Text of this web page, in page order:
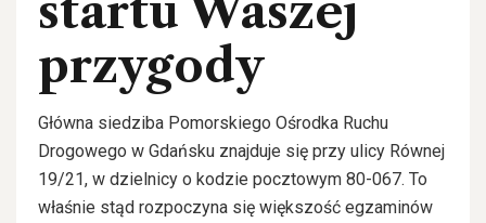
startu Waszej
przygody
Główna siedziba Pomorskiego Ośrodka Ruchu
Drogowego w Gdańsku znajduje się przy ulicy Równej
19/21, w dzielnicy o kodzie pocztowym 80-067. To
właśnie stąd rozpoczyna się większość egzaminów